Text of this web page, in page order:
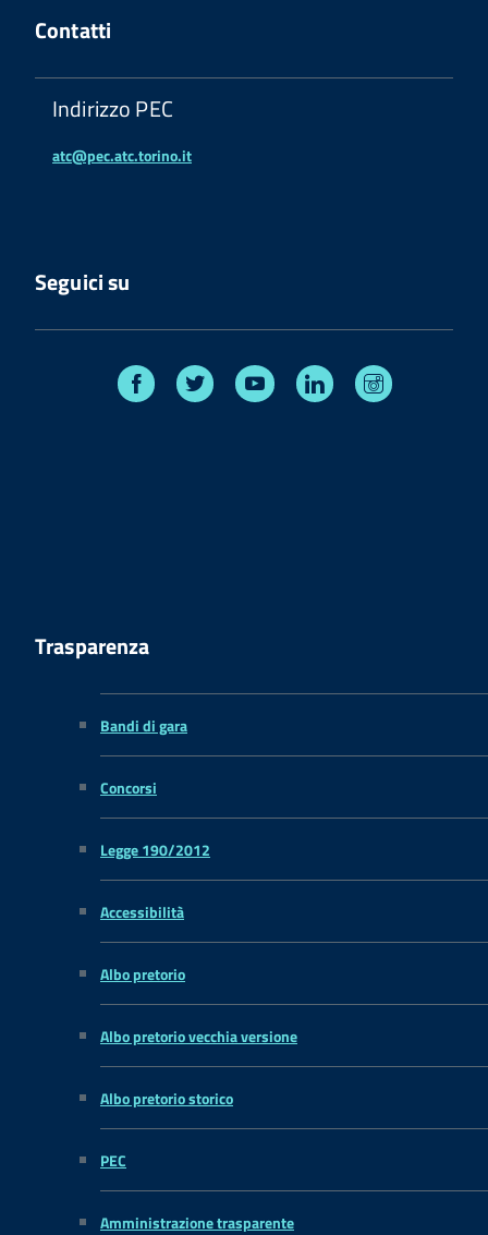
Contatti
Indirizzo PEC
atc@pec.atc.torino.it
Seguici su
Facebook Twitter Youtube Linkedin
Trasparenza
Bandi di gara
Concorsi
Legge 190/2012
Accessibilità
Albo pretorio
Albo pretorio vecchia versione
Albo pretorio storico
PEC
Amministrazione trasparente